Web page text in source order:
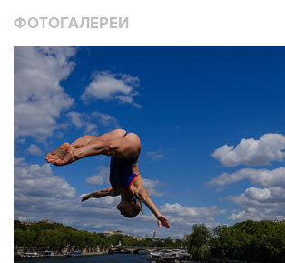
ФОТОГАЛЕРЕИ